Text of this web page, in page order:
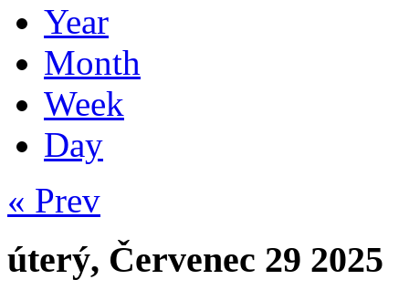
Year
Month
Week
Day
« Prev
úterý, Červenec 29 2025